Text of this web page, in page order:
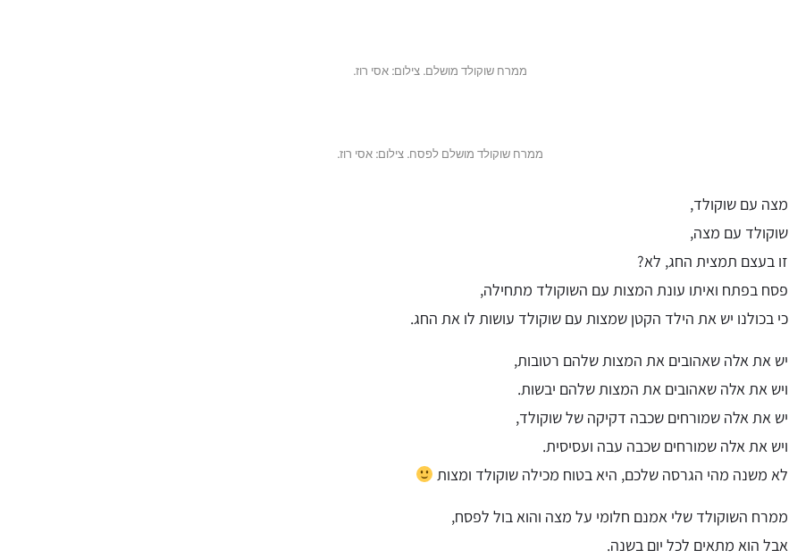
ממרח שוקולד מושלם. צילום: אסי רוז.
ממרח שוקולד מושלם לפסח. צילום: אסי רוז.
מצה עם שוקולד,
שוקולד עם מצה,
זו בעצם תמצית החג, לא?
פסח בפתח ואיתו עונת המצות עם השוקולד מתחילה,
כי בכולנו יש את הילד הקטן שמצות עם שוקולד עושות לו את החג.
יש את אלה שאהובים את המצות שלהם רטובות,
ויש את אלה שאהובים את המצות שלהם יבשות.
יש את אלה שמורחים שכבה דקיקה של שוקולד,
ויש את אלה שמורחים שכבה עבה ועסיסית.
לא משנה מהי הגרסה שלכם, היא בטוח מכילה שוקולד ומצות
ממרח השוקולד שלי אמנם חלומי על מצה והוא בול לפסח,
אבל הוא מתאים לכל יום בשנה.